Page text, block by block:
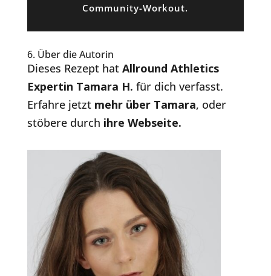
Community-Workout.
6. Über die Autorin
Dieses Rezept hat Allround Athletics
Expertin Tamara H. für dich verfasst.
Erfahre jetzt mehr über Tamara, oder
stöbere durch ihre Webseite.